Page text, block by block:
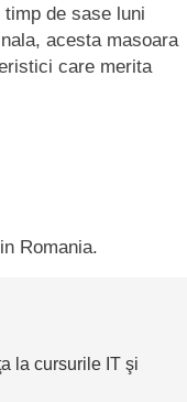
de sase luni
acesta masoara
care merita
Romania.
la cursurile IT şi